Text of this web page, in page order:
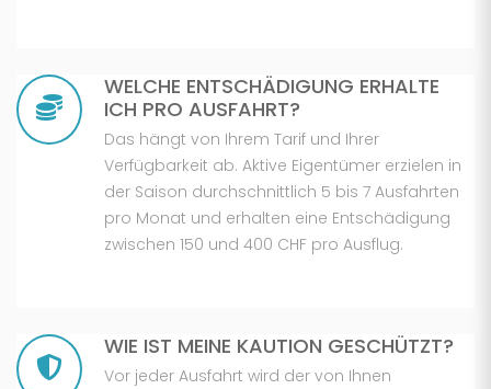
WELCHE ENTSCHÄDIGUNG ERHALTE
ICH PRO AUSFAHRT?
Das hängt von Ihrem Tarif und Ihrer
Verfügbarkeit ab. Aktive Eigentümer erzielen in
der Saison durchschnittlich 5 bis 7 Ausfahrten
pro Monat und erhalten eine Entschädigung
zwischen 150 und 400 CHF pro Ausflug.
WIE IST MEINE KAUTION GESCHÜTZT?
Vor jeder Ausfahrt wird der von Ihnen